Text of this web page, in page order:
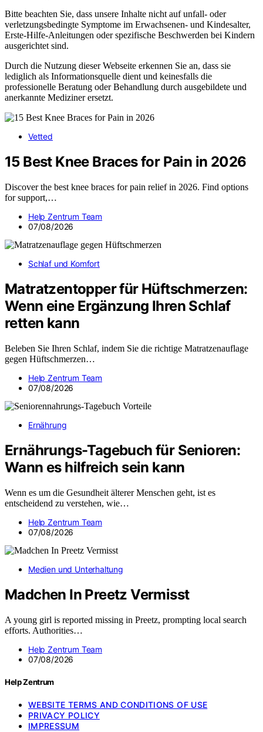
Bitte beachten Sie, dass unsere Inhalte nicht auf unfall- oder
verletzungsbedingte Symptome im Erwachsenen- und Kindesalter,
Erste-Hilfe-Anleitungen oder spezifische Beschwerden bei Kindern
ausgerichtet sind.
Durch die Nutzung dieser Webseite erkennen Sie an, dass sie
lediglich als Informationsquelle dient und keinesfalls die
professionelle Beratung oder Behandlung durch ausgebildete und
anerkannte Mediziner ersetzt.
Vetted
15 Best Knee Braces for Pain in 2026
Discover the best knee braces for pain relief in 2026. Find options
for support,…
Help Zentrum Team
07/08/2026
Schlaf und Komfort
Matratzentopper für Hüftschmerzen:
Wenn eine Ergänzung Ihren Schlaf
retten kann
Beleben Sie Ihren Schlaf, indem Sie die richtige Matratzenauflage
gegen Hüftschmerzen…
Help Zentrum Team
07/08/2026
Ernährung
Ernährungs-Tagebuch für Senioren:
Wann es hilfreich sein kann
Wenn es um die Gesundheit älterer Menschen geht, ist es
entscheidend zu verstehen, wie…
Help Zentrum Team
07/08/2026
Medien und Unterhaltung
Madchen In Preetz Vermisst
A young girl is reported missing in Preetz, prompting local search
efforts. Authorities…
Help Zentrum Team
07/08/2026
Help Zentrum
WEBSITE TERMS AND CONDITIONS OF USE
PRIVACY POLICY
IMPRESSUM